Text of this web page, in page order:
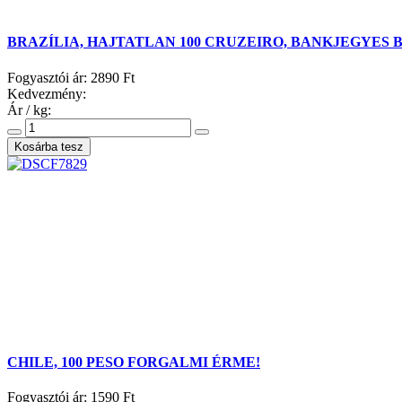
BRAZÍLIA, HAJTATLAN 100 CRUZEIRO, BANKJEGYES
Fogyasztói ár: 2890 Ft
Kedvezmény:
Ár / kg:
CHILE, 100 PESO FORGALMI ÉRME!
Fogyasztói ár: 1590 Ft